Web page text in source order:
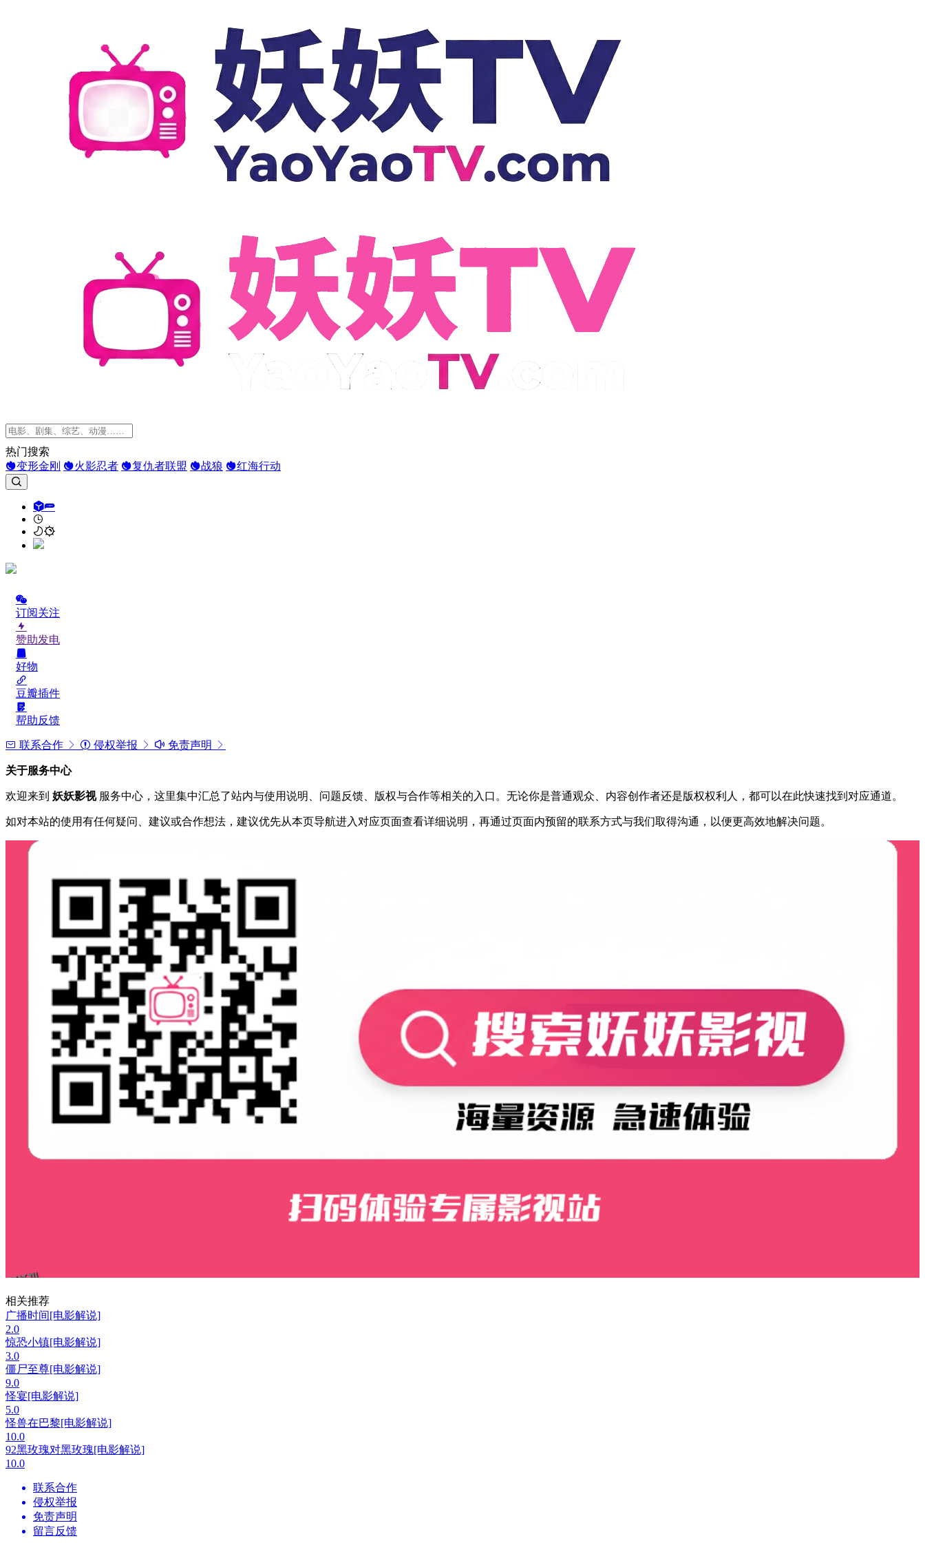
热门搜索
变形金刚
火影忍者 复仇者联盟 战狼 红海行动
订阅关注
赞助发电
好物
豆瓣插件
帮助反馈
联系合作 侵权举报 免责声明
关于服务中心
欢迎来到 妖妖影视服务中心，这里集中汇总了站内与使用说明、问题反馈、版权与合作等相关的入口。无论你是普通观众、内容创作者还是版权权利人，都可以在此快速找到对应通道。
如对本站的使用有任何疑问、建议或合作想法，建议优先从本页导航进入对应页面查看详细说明，再通过页面内预留的联系方式与我们取得沟通，以便更高效地解决问题。
相关推荐
广播时间[电影解说]
2.0
惊恐小镇[电影解说]
3.0
僵尸至尊[电影解说]
9.0
怪宴[电影解说]
5.0
怪兽在巴黎[电影解说]
10.0
92黑玫瑰对黑玫瑰[电影解说]
10.0
联系合作
侵权举报
免责声明
留言反馈